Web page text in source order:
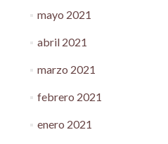
mayo 2021
abril 2021
marzo 2021
febrero 2021
enero 2021